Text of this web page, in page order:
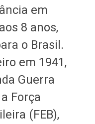
em
8 anos,
o Brasil.
em 1941,
Guerra
Força
(FEB),